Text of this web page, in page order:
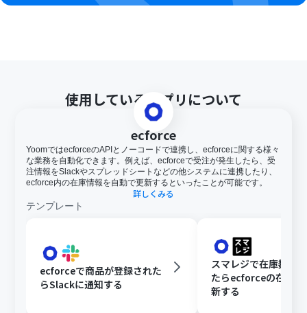
使用しているアプリについて
ecforce
YoomではecforceのAPIとノーコードで連携し、ecforceに関する様々
な業務を自動化できます。例えば、ecforceで受注が発生したら、受
注情報をSlackやスプレッドシートなどの他システムに連携したり、
ecforce内の在庫情報を自動で更新するといったことが可能です。
詳しくみる
テンプレート
ecforceで商品が登録された
らSlackに通知する
スマレジで在庫数が
たらecforceの在庫情
新する